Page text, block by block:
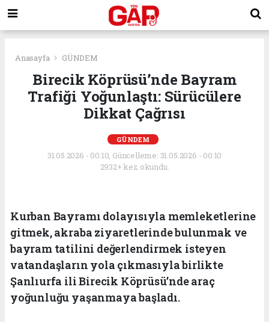
Anasayfa GÜNDEM
Birecik Köprüsü’nde Bayram
Trafiği Yoğunlaştı: Sürücülere
Dikkat Çağrısı
GÜNDEM
31.05.2026 - 00:10, Güncelleme: 31.05.2026 - 00:10
2932+ kez okundu.
Kurban Bayramı dolayısıyla memleketlerine
gitmek, akraba ziyaretlerinde bulunmak ve
bayram tatilini değerlendirmek isteyen
vatandaşların yola çıkmasıyla birlikte
Şanlıurfa ili Birecik Köprüsü’nde araç
yoğunluğu yaşanmaya başladı.